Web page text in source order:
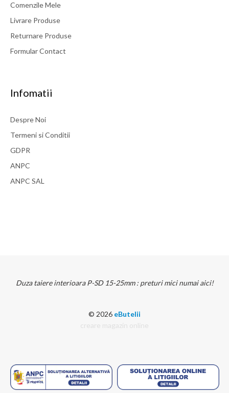
Comenzile Mele
Livrare Produse
Returnare Produse
Formular Contact
Infomatii
Despre Noi
Termeni si Conditii
GDPR
ANPC
ANPC SAL
Duza taiere interioara P-SD 15-25mm : preturi mici numai aici!
© 2026 eButelii
creare magazin online